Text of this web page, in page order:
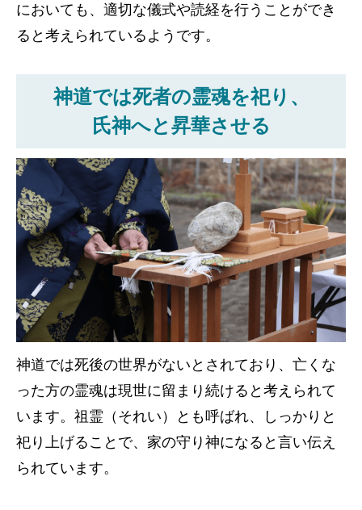
においても、適切な儀式や読経を行うことができ
ると考えられているようです。
神道では死者の霊魂を祀り、
氏神へと昇華させる
神道では死後の世界がないとされており、亡くな
った方の霊魂は現世に留まり続けると考えられて
います。祖霊（それい）とも呼ばれ、しっかりと
祀り上げることで、家の守り神になると言い伝え
られています。